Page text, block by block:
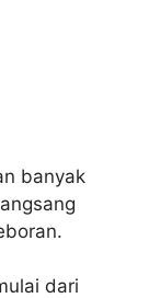
banyak
dari